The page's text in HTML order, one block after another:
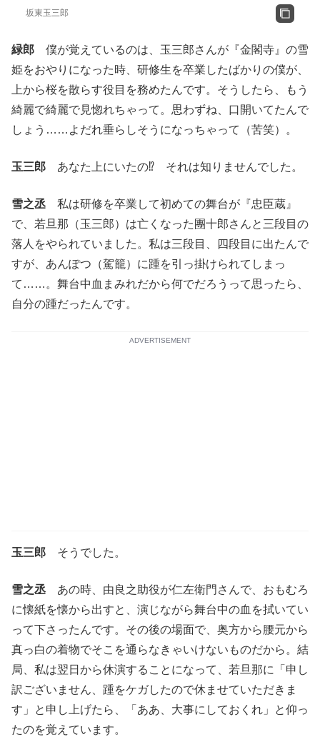
坂東玉三郎
緑郎 僕が覚えているのは、玉三郎さんが『金閣寺』の雪
姫をおやりになった時、研修生を卒業したばかりの僕が、
上から桜を散らす役目を務めたんです。そうしたら、もう
綺麗で綺麗で見惚れちゃって。思わずね、口開いてたんで
しょう……よだれ垂らしそうになっちゃって（苦笑）。
玉三郎 あなた上にいたの⁉ それは知りませんでした。
雪之丞私は研修を卒業して初めての舞台が『忠臣蔵』
で、若旦那（玉三郎）は亡くなった團十郎さんと三段目の
落人をやられていました。私は三段目、四段目に出たんで
すが、あんぽつ（駕籠）に踵を引っ掛けられてしまっ
て……。舞台中血まみれだから何でだろうって思ったら、
自分の踵だったんです。
ADVERTISEMENT
玉三郎 そうでした。
雪之丞あの時、由良之助役が仁左衛門さんで、おもむろ
に懐紙を懐から出すと、演じながら舞台中の血を拭いてい
って下さったんです。その後の場面で、奥方から腰元から
真っ白の着物でそこを通らなきゃいけないものだから。結
局、私は翌日から休演することになって、若旦那に「申し
訳ございません、踵をケガしたので休ませていただきま
す」と申し上げたら、「ああ、大事にしておくれ」と仰っ
たのを覚えています。